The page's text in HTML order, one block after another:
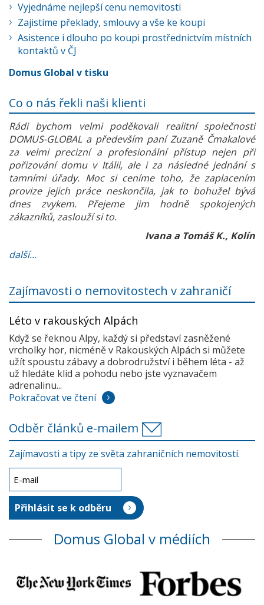
Vyjednáme nejlepší cenu nemovitosti
Zajistíme překlady, smlouvy a vše ke koupi
Asistence i dlouho po koupi prostřednictvím místních
kontaktů v ČJ
Domus Global v tisku
Co o nás řekli naši klienti
Rádi bychom velmi poděkovali realitní společnosti
DOMUS-GLOBAL a především paní Zuzaně Čmakalové
za velmi precizní a profesionální přístup nejen při
pořizování domu v Itálii, ale i za následné jednání s
tamními úřady. Moc si ceníme toho, že zaplacením
provize jejich práce neskončila, jak to bohužel bývá
dnes zvykem. Přejeme jim hodně spokojených
zákazníků, zaslouží si to.
Ivana a Tomáš K., Kolín
další...
Zajímavosti o nemovitostech v zahraničí
Léto v rakouských Alpách
Když se řeknou Alpy, každý si představí zasněžené
vrcholky hor, nicméně v Rakouských Alpách si můžete
užít spoustu zábavy a dobrodružství i během léta - až
už hledáte klid a pohodu nebo jste vyznavačem
adrenalinu...
Pokračovat ve čtení
Odběr článků e-mailem
Zajímavosti a tipy ze světa zahraničních nemovitostí.
Domus Global v médiích